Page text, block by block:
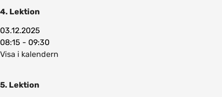
4. Lektion
03.12.2025
08:15 - 09:30
Visa i kalendern
5. Lektion